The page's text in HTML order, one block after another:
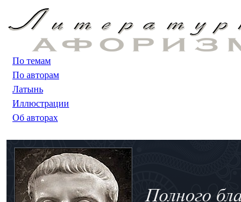
По темам
По авторам
Латынь
Иллюстрации
Об авторах